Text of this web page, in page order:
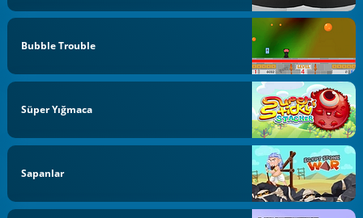
Bubble Trouble
Süper Yığmaca
Sapanlar